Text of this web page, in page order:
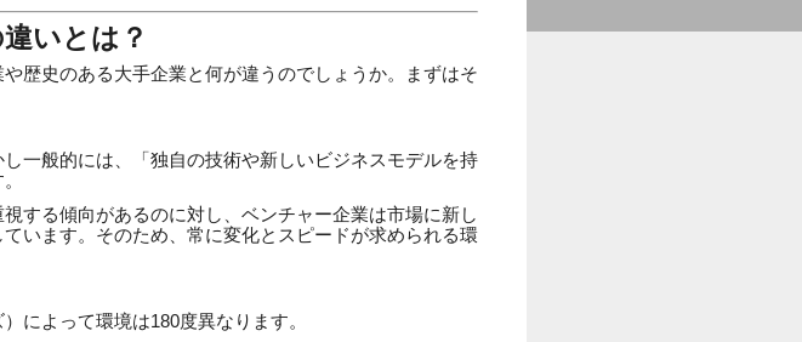
いとは？
歴史のある大手企業と何が違うのでしょうか。まずはそ
一般的には、「独自の技術や新しいビジネスモデルを持
する傾向があるのに対し、ベンチャー企業は市場に新し
います。そのため、常に変化とスピードが求められる環
によって環境は180度異なります。